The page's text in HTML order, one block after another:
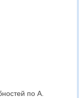
по А.